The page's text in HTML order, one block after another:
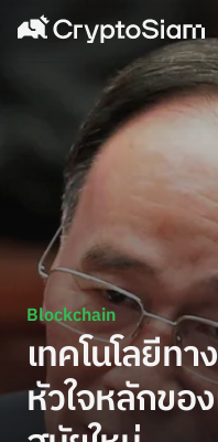
Blockchain
เทคโนโลยีทา
หัวใจหลักขอ